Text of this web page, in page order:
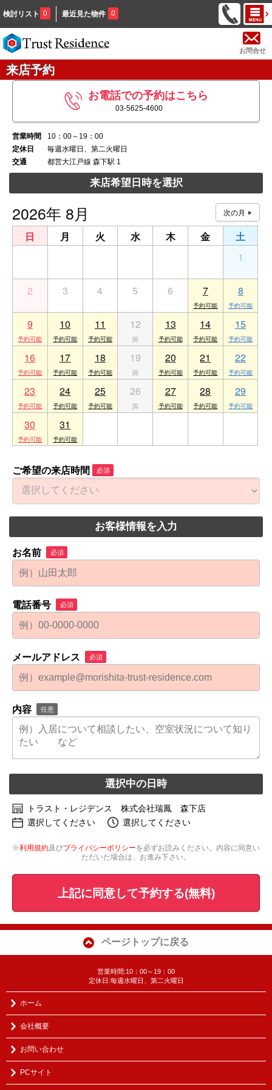
検討リスト 0 最近見た物件 0
お問合せ
来店予約
お電話での予約はこちら
03-5625-4600
営業時間
10：00～19：00
定休日
毎週水曜日、第二火曜日
交通
都営大江戸線 森下駅 1
来店希望日時を選択
2026年 8月
日 月 火 水 木 金
土
1
2 3 4 5 6 7 8
9 10 11 12 13 14 15
16 17 18 19 20 21 22
23 24 25 26 27 28 29
30 31
ご希望の来店時間 必須
お客様情報を入力
お名前 必須
電話番号 必須
メールアドレス 必須
内容 任意
選択中の日時
トラスト・レジデンス 株式会社瑞鳳 森下店
選択してください
選択してください
※利用規約及びプライバシーポリシーを必ずお読みください。内容に同意い
ただいた場合は、お進み下さい。
上記に同意して予約する(無料)
ページトップに戻る
営業時間:10：00～19：00
定休日:毎週水曜日、第二火曜日
ホーム
会社概要
お問い合わせ
PCサイト